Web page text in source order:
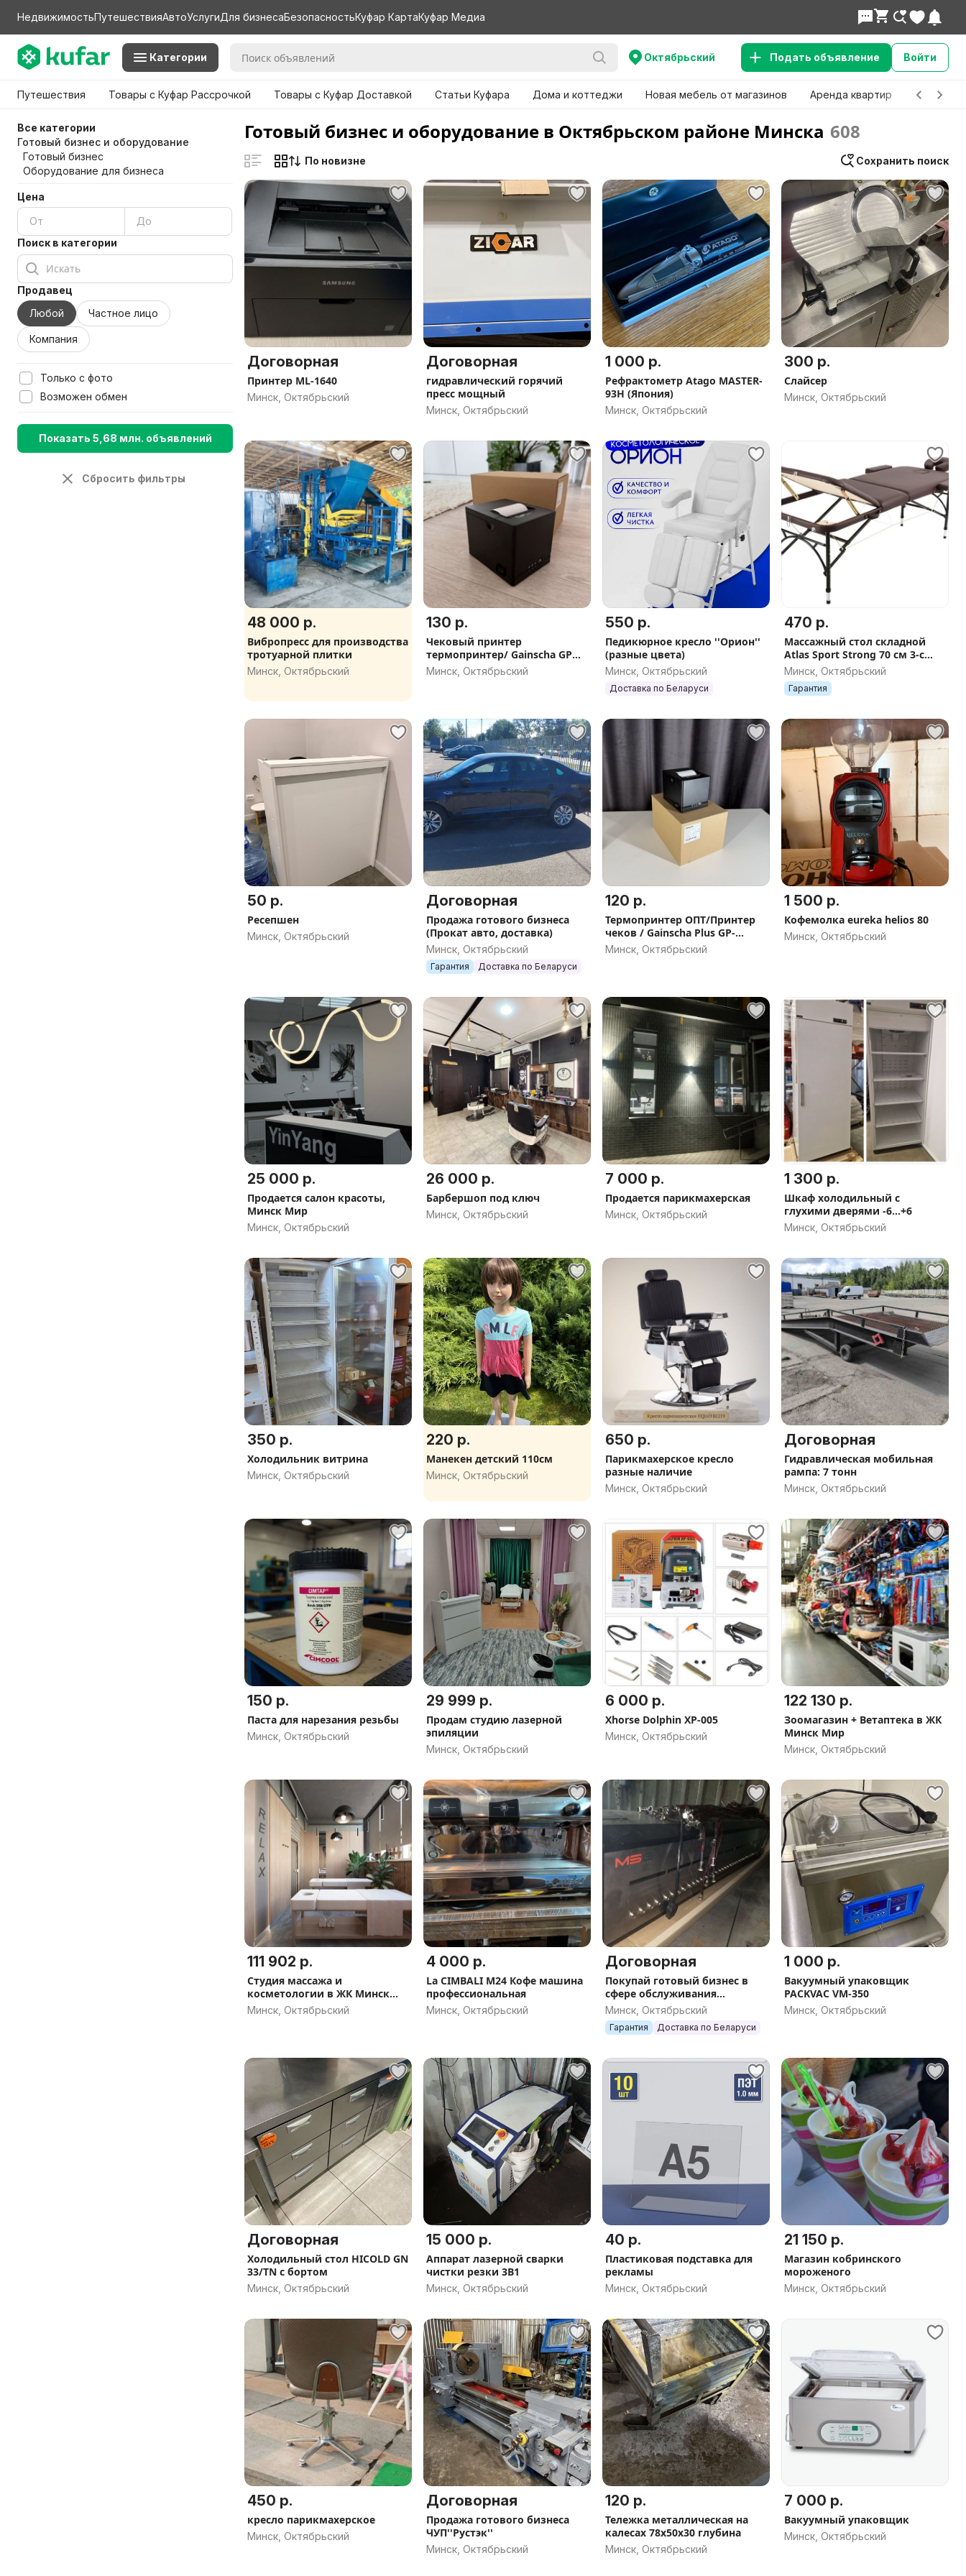
НедвижимостьПутешествияАвтоУслугиДля бизнесаБезопасностьКуфар КартаКуфар Медиа
Категории Октябрьский Подать объявление Войти
Путешествия Товары с Куфар Рассрочкой Товары с Куфар Доставкой Статьи Куфара Дома и коттеджи Новая мебель от магазинов Аренда квартир Детские
Все категории
Готовый бизнес и оборудование
Готовый бизнес
Оборудование для бизнеса
Цена
Поиск в категории
Продавец
Любой
Частное лицо
Компания
Только с фото
Возможен обмен
Показать 5,68 млн. объявлений
Сбросить фильтры
Готовый бизнес и оборудование в Октябрьском районе Минска 608
Сохранить поиск
По новизне
Договорная
Принтер ML-1640
Минск, Октябрьский
Договорная
гидравлический горячий
пресс мощный
Минск, Октябрьский
1 000 р.
Рефрактометр Atago MASTER-
93H (Япония)
Минск, Октябрьский
300 р.
Слайсер
Минск, Октябрьский
48 000 р.
Вибропресс для производства
тротуарной плитки
Минск, Октябрьский
130 р.
Чековый принтер
термопринтер/ Gainscha GP
PLUS
Минск, Октябрьский
550 р.
Педикюрное кресло ''Орион''
(разные цвета)
Минск, Октябрьский
Доставка по Беларуси
470 р.
Массажный стол складной
Atlas Sport Strong 70 см 3-с
алюминиевый усиленная
столешница
Минск, Октябрьский
Гарантия
50 р.
Ресепшен
Минск, Октябрьский
Договорная
Продажа готового бизнеса
(Прокат авто, доставка)
Минск, Октябрьский
Гарантия Доставка по Беларуси
120 р.
Термопринтер ОПТ/Принтер
чеков / Gainscha Plus GP-
C80250I
Минск, Октябрьский
1 500 р.
Кофемолка eureka helios 80
Минск, Октябрьский
25 000 р.
Продается салон красоты,
Минск Мир
Минск, Октябрьский
26 000 р.
Барбершоп под ключ
Минск, Октябрьский
7 000 р.
Продается парикмахерская
Минск, Октябрьский
1 300 р.
Шкаф холодильный с
глухими дверями -6...+6
Минск, Октябрьский
350 р.
Холодильник витрина
Минск, Октябрьский
220 р.
Манекен детский 110см
Минск, Октябрьский
650 р.
Парикмахерское кресло
разные наличие
Минск, Октябрьский
Договорная
Гидравлическая мобильная
рампа: 7 тонн
Минск, Октябрьский
150 р.
Паста для нарезания резьбы
Минск, Октябрьский
29 999 р.
Продам студию лазерной
эпиляции
Минск, Октябрьский
6 000 р.
Xhorse Dolphin XP-005
Минск, Октябрьский
122 130 р.
Зоомагазин + Ветаптека в ЖК
Минск Мир
Минск, Октябрьский
111 902 р.
Студия массажа и
косметологии в ЖК Минск
Мир - готовый бизнес
Минск, Октябрьский
4 000 р.
La CIMBALI M24 Кофе машина
профессиональная
Минск, Октябрьский
Договорная
Покупай готовый бизнес в
сфере обслуживания
автомобилей
Минск, Октябрьский
Гарантия Доставка по Беларуси
1 000 р.
Вакуумный упаковщик
PACKVAC VM-350
Минск, Октябрьский
Договорная
Холодильный стол HICOLD GN
33/TN с бортом
Минск, Октябрьский
15 000 р.
Аппарат лазерной сварки
чистки резки 3В1
Минск, Октябрьский
40 р.
Пластиковая подставка для
рекламы
Минск, Октябрьский
21 150 р.
Магазин кобринского
мороженого
Минск, Октябрьский
450 р.
кресло парикмахерское
Минск, Октябрьский
Договорная
Продажа готового бизнеса
ЧУП''Рустэк''
Минск, Октябрьский
120 р.
Тележка металлическая на
калесах 78х50х30 глубина
Минск, Октябрьский
7 000 р.
Вакуумный упаковщик
Минск, Октябрьский